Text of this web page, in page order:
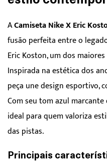
ACamiseta Nike X Eric
fusão perfeita entre o
Eric Koston, um dos
Inspirada na estética dos
peça une design esportivo,
Com seu tom azul
ideal para quem valoriza
das pistas.
Principais